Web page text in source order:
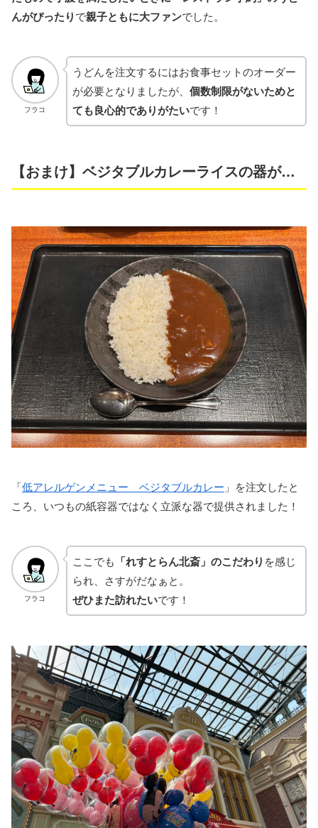
んがぴったり で親子ともに大ファンでした。
フラコ
うどんを注文するにはお食事セットのオーダー
が必要となりましたが、 個数制限がないためと
ても良心的でありがたいです！
【おまけ】ベジタブルカレーライスの器が…
「低アレルゲンメニュー ベジタブルカレー 」を注文したと
ころ、いつもの紙容器ではなく立派な器で提供されました！
フラコ
ここでも 「れすとらん北斎」のこだわり を感じ
られ、さすがだなぁと。
ぜひまた訪れたいです！